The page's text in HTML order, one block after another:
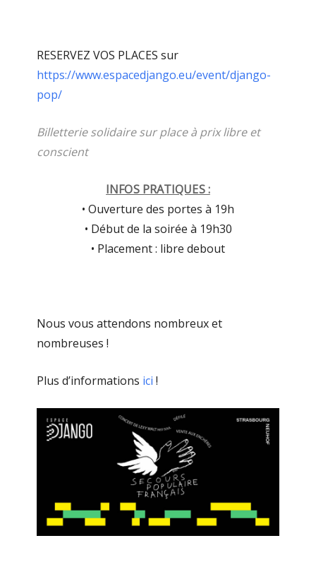
RESERVEZ VOS PLACES sur
https://www.espacedjango.eu/event/django-
pop/
Billetterie solidaire sur place à prix libre et
conscient
INFOS PRATIQUES :
• Ouverture des portes à 19h
• Début de la soirée à 19h30
• Placement : libre debout
Nous vous attendons nombreux et
nombreuses !
Plus d’informations ici !